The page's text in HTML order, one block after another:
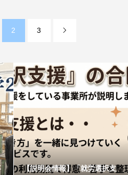
2 3 
【説明会情報】「就労選択支